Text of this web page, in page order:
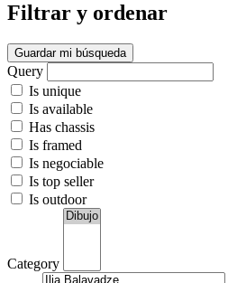
Filtrar y ordenar
Guardar mi búsqueda
Query
Is unique
Is available
Has chassis
Is framed
Is negociable
Is top seller
Is outdoor
Category